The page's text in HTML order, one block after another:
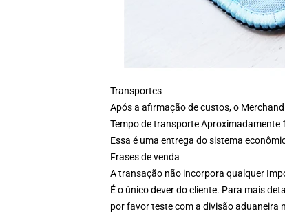
Transportes
Após a afirmação de custos, o
Tempo de transporte Aproximadamente
Essa é uma entrega do sistema
Frases de venda
A transação não incorpora qualquer
É o único dever do cliente. Para mais
por favor teste com a divisão aduaneira